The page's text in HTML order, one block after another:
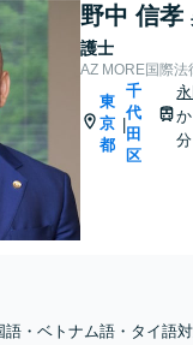
野中 信孝
護士
AZ MORE国際法
東
京
都
|
千
代
田
区
分
語・ベトナム語・タイ語